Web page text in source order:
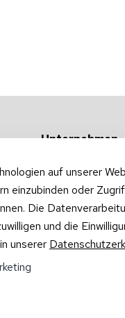
auf unserer
einzubinden oder
Die
und die
unserer
Unternehmen
Unternehmen
Ab- und